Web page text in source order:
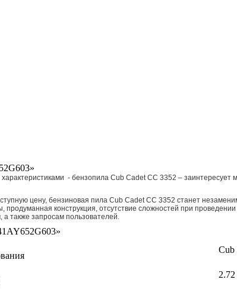
- бензопила Cub Cadet CC 3352 – заинтересует
цену, бензиновая пила Cub Cadet CC 3352 станет
конструкция, отсутствие сложностей при
также запросам пользователей.
Cub
2.72